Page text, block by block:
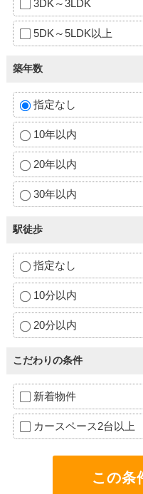
3DK～3LDK
5DK～5LDK以上
築年数
指定なし
10年以内
20年以内
30年以内
駅徒歩
指定なし
10分以内
20分以内
こだわりの条件
新着物件
カースペース2台以上